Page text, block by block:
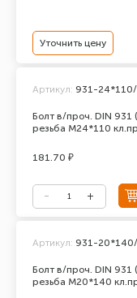
Уточнить цену
Болт в/проч. DIN
резьба М24*110
Артикул: 931-
181.70 ₽
Болт в/проч. DIN
резьба М20*140
Артикул: 931-